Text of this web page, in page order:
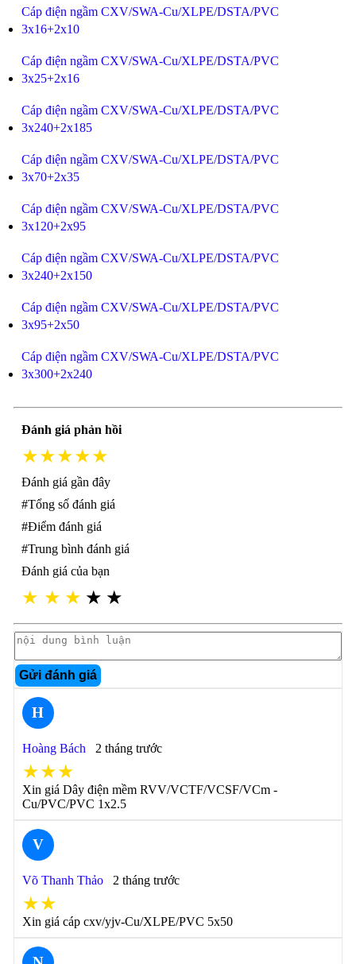
Cáp điện ngầm CXV/SWA-Cu/XLPE/DSTA/PVC
3x16+2x10
Cáp điện ngầm CXV/SWA-Cu/XLPE/DSTA/PVC
3x25+2x16
Cáp điện ngầm CXV/SWA-Cu/XLPE/DSTA/PVC
3x240+2x185
Cáp điện ngầm CXV/SWA-Cu/XLPE/DSTA/PVC
3x70+2x35
Cáp điện ngầm CXV/SWA-Cu/XLPE/DSTA/PVC
3x120+2x95
Cáp điện ngầm CXV/SWA-Cu/XLPE/DSTA/PVC
3x240+2x150
Cáp điện ngầm CXV/SWA-Cu/XLPE/DSTA/PVC
3x95+2x50
Cáp điện ngầm CXV/SWA-Cu/XLPE/DSTA/PVC
3x300+2x240
Đánh giá phản hồi
★★★★★
Đánh giá gần đây
#Tổng số đánh giá
#Điểm đánh giá
#Trung bình đánh giá
Đánh giá của bạn
★ ★ ★ ★ ★
Gửi đánh giá
H
Hoàng Bách 2 tháng trước
★★★
Xin giá Dây điện mềm RVV/VCTF/VCSF/VCm -
Cu/PVC/PVC 1x2.5
V
Võ Thanh Thảo 2 tháng trước
★★
Xin giá cáp cxv/yjv-Cu/XLPE/PVC 5x50